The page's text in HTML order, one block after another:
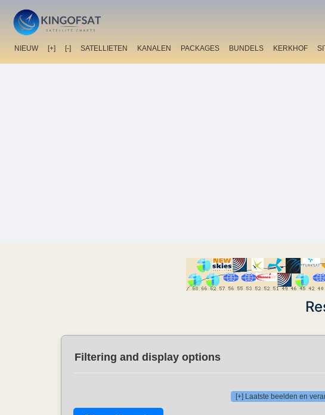
NIEUW [+] [-] SATELLIETEN KANALEN PACKAGES BUNDELS KERKHOF
Filtering and display options
[+] Laatste beelden en